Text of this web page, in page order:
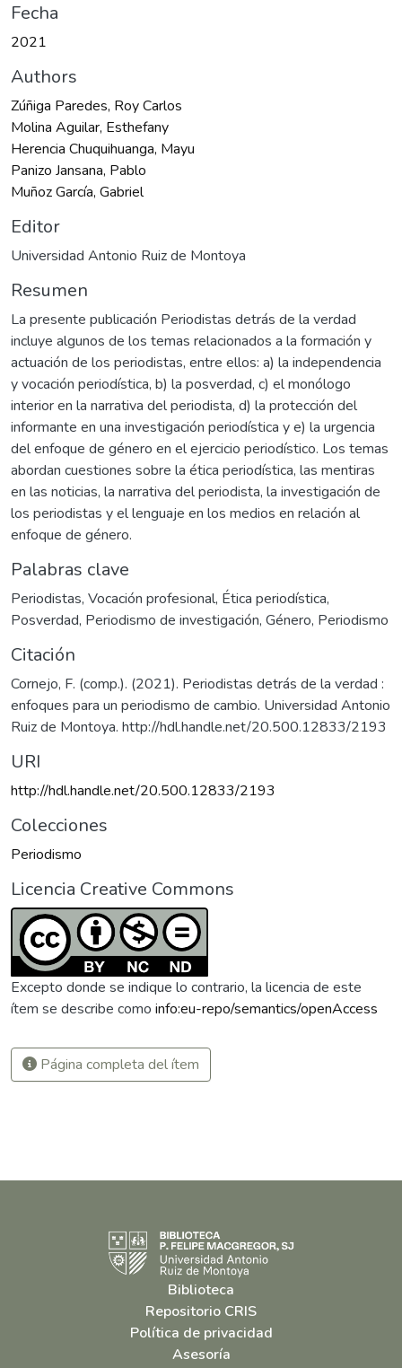
Fecha
2021
Authors
Zúñiga Paredes, Roy Carlos
Molina Aguilar, Esthefany
Herencia Chuquihuanga, Mayu
Panizo Jansana, Pablo
Muñoz García, Gabriel
Editor
Universidad Antonio Ruiz de Montoya
Resumen
La presente publicación Periodistas detrás de la verdad
incluye algunos de los temas relacionados a la formación y
actuación de los periodistas, entre ellos: a) la independencia
y vocación periodística, b) la posverdad, c) el monólogo
interior en la narrativa del periodista, d) la protección del
informante en una investigación periodística y e) la urgencia
del enfoque de género en el ejercicio periodístico. Los temas
abordan cuestiones sobre la ética periodística, las mentiras
en las noticias, la narrativa del periodista, la investigación de
los periodistas y el lenguaje en los medios en relación al
enfoque de género.
Palabras clave
Periodistas, Vocación profesional, Ética periodística,
Posverdad, Periodismo de investigación, Género, Periodismo
Citación
Cornejo, F. (comp.). (2021). Periodistas detrás de la verdad :
enfoques para un periodismo de cambio. Universidad Antonio
Ruiz de Montoya. http://hdl.handle.net/20.500.12833/2193
URI
http://hdl.handle.net/20.500.12833/2193
Colecciones
Periodismo
Licencia Creative Commons
Excepto donde se indique lo contrario, la licencia de este
ítem se describe como info:eu-repo/semantics/openAccess
Página completa del ítem
Biblioteca
Repositorio CRIS
Política de privacidad
Asesoría